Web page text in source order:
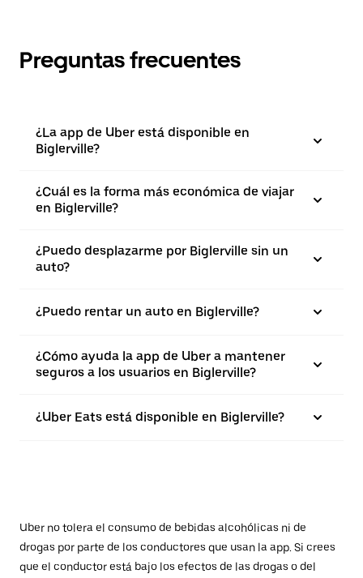
Preguntas frecuentes
¿La app de Uber está disponible en
Biglerville?
¿Cuál es la forma más económica de viajar
en Biglerville?
¿Puedo desplazarme por Biglerville sin un
auto?
¿Puedo rentar un auto en Biglerville?
¿Cómo ayuda la app de Uber a mantener
seguros a los usuarios en Biglerville?
¿Uber Eats está disponible en Biglerville?
Uber no tolera el consumo de bebidas alcohólicas ni de
drogas por parte de los conductores que usan la app. Si crees
que el conductor está bajo los efectos de las drogas o del